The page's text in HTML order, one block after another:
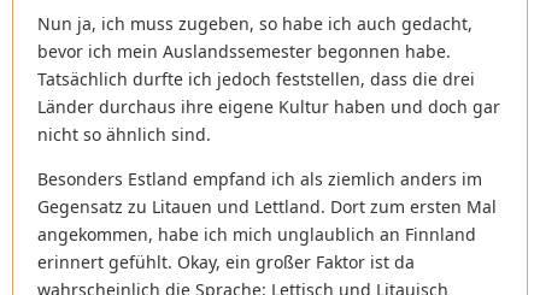
Nun ja, ich muss zugeben, so habe ich auch gedacht,
bevor ich mein Auslandssemester begonnen habe.
Tatsächlich durfte ich jedoch feststellen, dass die drei
Länder durchaus ihre eigene Kultur haben und doch gar
nicht so ähnlich sind.
Besonders Estland empfand ich als ziemlich anders im
Gegensatz zu Litauen und Lettland. Dort zum ersten Mal
angekommen, habe ich mich unglaublich an Finnland
erinnert gefühlt. Okay, ein großer Faktor ist da
wahrscheinlich die Sprache: Lettisch und Litauisch